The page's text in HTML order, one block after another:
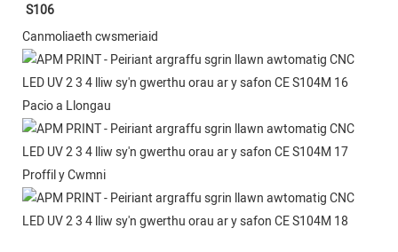
S106
Canmoliaeth cwsmeriaid
Pacio a Llongau
Proffil y Cwmni